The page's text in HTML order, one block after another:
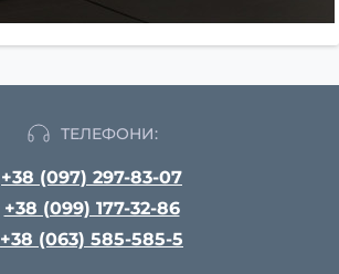
ТЕЛЕФОНИ:
+38 (097) 297-83-07
+38 (099) 177-32-86
+38 (063) 585-585-5